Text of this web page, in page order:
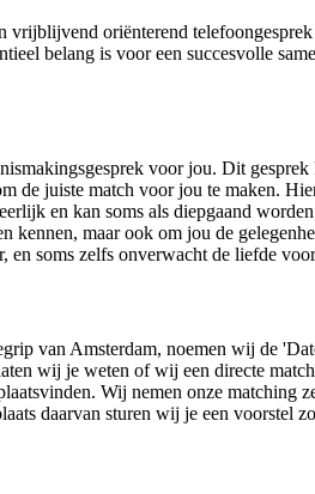
oriënterend
belang is voor een succesvolle
voor jou. Dit
de juiste match voor jou te maken.
en kan soms als diepgaand
kennen, maar ook om jou de
en soms zelfs onverwacht de liefde
van Amsterdam, noemen wij de
wij je weten of wij een directe
Wij nemen onze
daarvan sturen wij je een voorstel